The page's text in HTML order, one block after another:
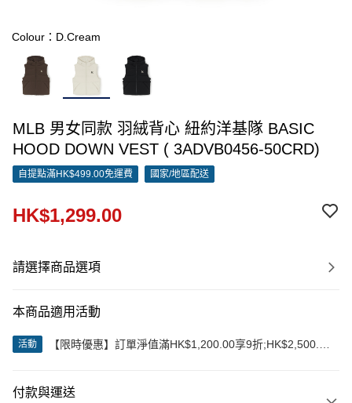
Colour：D.Cream
MLB 男女同款 羽絨背心 紐約洋基隊 BASIC
HOOD DOWN VEST ( 3ADVB0456-50CRD)
自提點滿HK$499.00免運費 國家/地區配送
HK$1,299.00
請選擇商品選項
本商品適用活動
活動
【限時優惠】訂單淨值滿HK$1,200.00享9折;HK$2,500.00
付款與運送